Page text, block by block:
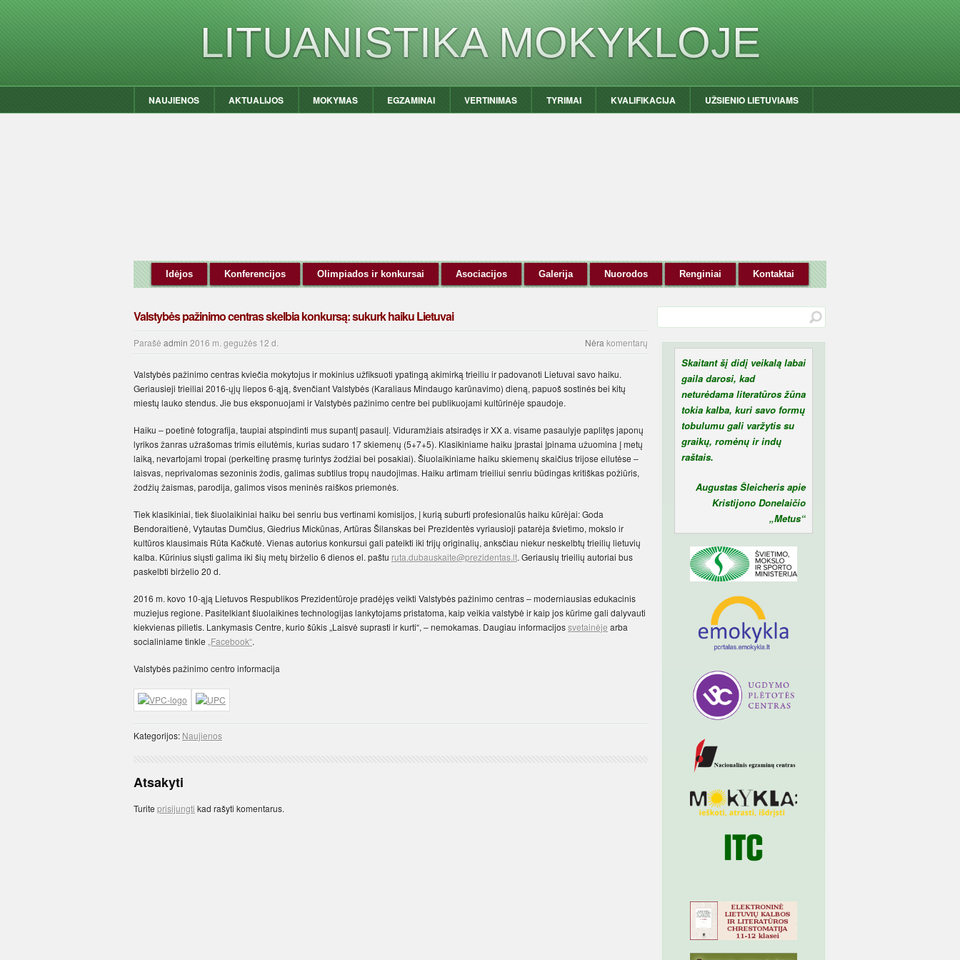
LITUANISTIKA MOKYKLOJE
NAUJIENOS AKTUALIJOS MOKYMAS EGZAMINAI VERTINIMAS TYRIMAI KVALIFIKACIJA UŽSIENIO LIETUVIAMS
Idėjos Konferencijos Olimpiados ir konkursai Asociacijos Galerija Nuorodos Renginiai Kontaktai
Valstybės pažinimo centras skelbia konkursą: sukurk haiku Lietuvai
Parašė admin 2016 m. gegužės 12 d. Nėra komentarų
Valstybės pažinimo centras kviečia mokytojus ir mokinius užfiksuoti ypatingą akimirką trieiliu ir padovanoti Lietuvai savo haiku.
Geriausieji trieiliai 2016-ųjų liepos 6-ąją, švenčiant Valstybės (Karaliaus Mindaugo karūnavimo) dieną, papuoš sostinės bei kitų
miestų lauko stendus. Jie bus eksponuojami ir Valstybės pažinimo centre bei publikuojami kultūrinėje spaudoje.
Haiku – poetinė fotografija, taupiai atspindinti mus supantį pasaulį. Viduramžiais atsiradęs ir XX a. visame pasaulyje paplitęs japonų
lyrikos žanras užrašomas trimis eilutėmis, kurias sudaro 17 skiemenų (5+7+5). Klasikiniame haiku įprastai įpinama užuomina į metų
laiką, nevartojami tropai (perkeltinę prasmę turintys žodžiai bei posakiai). Šiuolaikiniame haiku skiemenų skaičius trijose eilutėse –
laisvas, neprivalomas sezoninis žodis, galimas subtilus tropų naudojimas. Haiku artimam trieiliui senriu būdingas kritiškas požiūris,
žodžių žaismas, parodija, galimos visos meninės raiškos priemonės.
Tiek klasikiniai, tiek šiuolaikiniai haiku bei senriu bus vertinami komisijos, į kurią suburti profesionalūs haiku kūrėjai: Goda
Bendoraitienė, Vytautas Dumčius, Giedrius Mickūnas, Artūras Šilanskas bei Prezidentės vyriausioji patarėja švietimo, mokslo ir
kultūros klausimais Rūta Kačkutė. Vienas autorius konkursui gali pateikti iki trijų originalių, anksčiau niekur neskelbtų trieilių lietuvių
kalba. Kūrinius siųsti galima iki šių metų birželio 6 dienos el. paštu ruta.dubauskaite@prezidentas.lt. Geriausių trieilių autoriai bus
paskelbti birželio 20 d.
2016 m. kovo 10-ąją Lietuvos Respublikos Prezidentūroje pradėjęs veikti Valstybės pažinimo centras – moderniausias edukacinis
muziejus regione. Pasitelkiant šiuolaikines technologijas lankytojams pristatoma, kaip veikia valstybė ir kaip jos kūrime gali dalyvauti
kiekvienas pilietis. Lankymasis Centre, kurio šūkis „Laisvė suprasti ir kurti“, – nemokamas. Daugiau informacijossvetainėje arba
socialiniame tinkle „Facebook“.
Valstybės pažinimo centro informacija
Kategorijos: Naujienos
Atsakyti
Turite prisijungti kad rašyti komentarus.
Skaitant šį didį veikalą labai
gaila darosi, kad
neturėdama literatūros žūna
tokia kalba, kuri savo formų
tobulumu gali varžytis su
graikų, romėnų ir indų
raštais.
Augustas Šleicheris apie
Kristijono Donelaičio
„Metus“